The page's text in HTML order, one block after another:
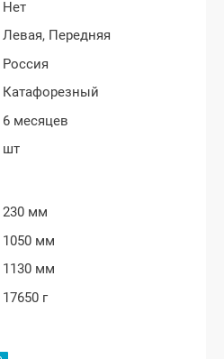
Нет
Левая, Передняя
Россия
Катафорезный
6 месяцев
шт
230 мм
1050 мм
1130 мм
17650 г